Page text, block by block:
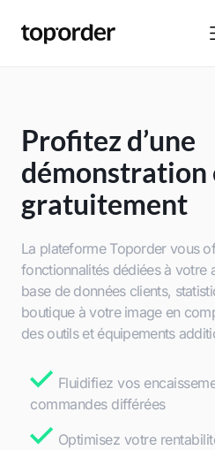
Profitez d’une
démonstration
gratuitement
La plateforme Toporder vous
fonctionnalités dédiées à votre
base de données clients,
boutique à votre image en
des outils et équipements
Fluidifiez vos
commandes différées
Optimisez votre